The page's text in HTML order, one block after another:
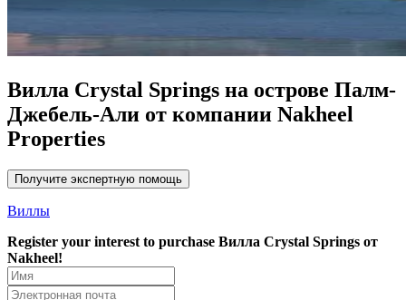
Вилла Crystal Springs на острове Палм-
Джебель-Али от компании Nakheel
Properties
Получите экспертную помощь
Виллы
Register your interest to purchase Вилла Crystal Springs от
Nakheel!